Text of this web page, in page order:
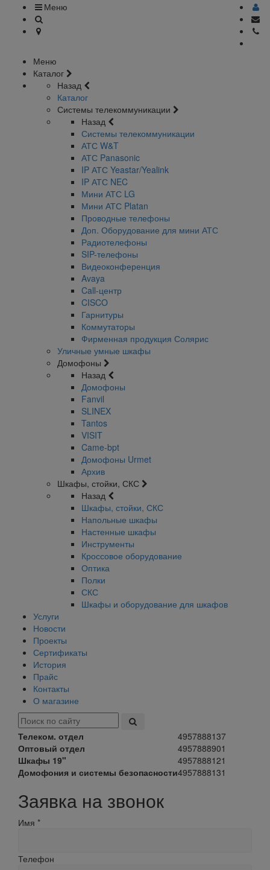
Меню
Меню
Каталог
Назад
Каталог
Системы телекоммуникации
Назад
Системы телекоммуникации
АТС W&T
АТС Panasonic
IP АТС Yeastar/Yealink
IP АТС NEC
Мини АТС LG
Мини АТС Platan
Проводные телефоны
Доп. Оборудование для мини АТС
Радиотелефоны
SIP-телефоны
Видеоконференция
Avaya
Call-центр
CISCO
Гарнитуры
Коммутаторы
Фирменная продукция Солярис
Уличные умные шкафы
Домофоны
Назад
Домофоны
Fanvil
SLINEX
Tantos
VISIT
Came-bpt
Домофоны Urmet
Архив
Шкафы, стойки, СКС
Назад
Шкафы, стойки, СКС
Напольные шкафы
Настенные шкафы
Инструменты
Кроссовое оборудование
Оптика
Полки
СКС
Шкафы и оборудование для шкафов
Услуги
Новости
Проекты
Сертификаты
История
Прайс
Контакты
О магазине
Телеком. отдел
4957888137
Оптовый отдел
4957888901
Шкафы 19"
4957888121
Домофония и системы безопасности4957888131
Заявка на звонок
Имя *
Телефон